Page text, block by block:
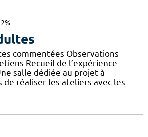
commentées Observations
Recueil de l’expérience
salle dédiée au projet à
de réaliser les ateliers avec les